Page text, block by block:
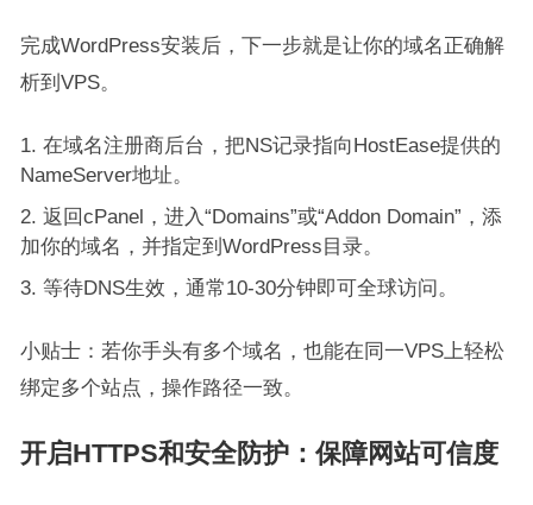
完成WordPress安装后，下一步就是让你的域名正确解
析到VPS。
在域名注册商后台，把NS记录指向HostEase提供的
NameServer地址。
返回cPanel，进入“Domains”或“Addon Domain”，添
加你的域名，并指定到WordPress目录。
等待DNS生效，通常10-30分钟即可全球访问。
小贴士：若你手头有多个域名，也能在同一VPS上轻松
绑定多个站点，操作路径一致。
开启HTTPS和安全防护：保障网站可信度